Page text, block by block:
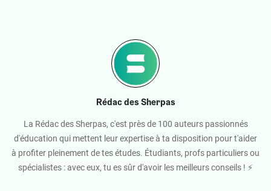
Rédac des Sherpas
La Rédac des Sherpas, c'est près de 100 auteurs passionnés
d'éducation qui mettent leur expertise à ta disposition pour t'aider
à profiter pleinement de tes études. Étudiants, profs particuliers ou
spécialistes : avec eux, tu es sûr d'avoir les meilleurs conseils ! ⚡️